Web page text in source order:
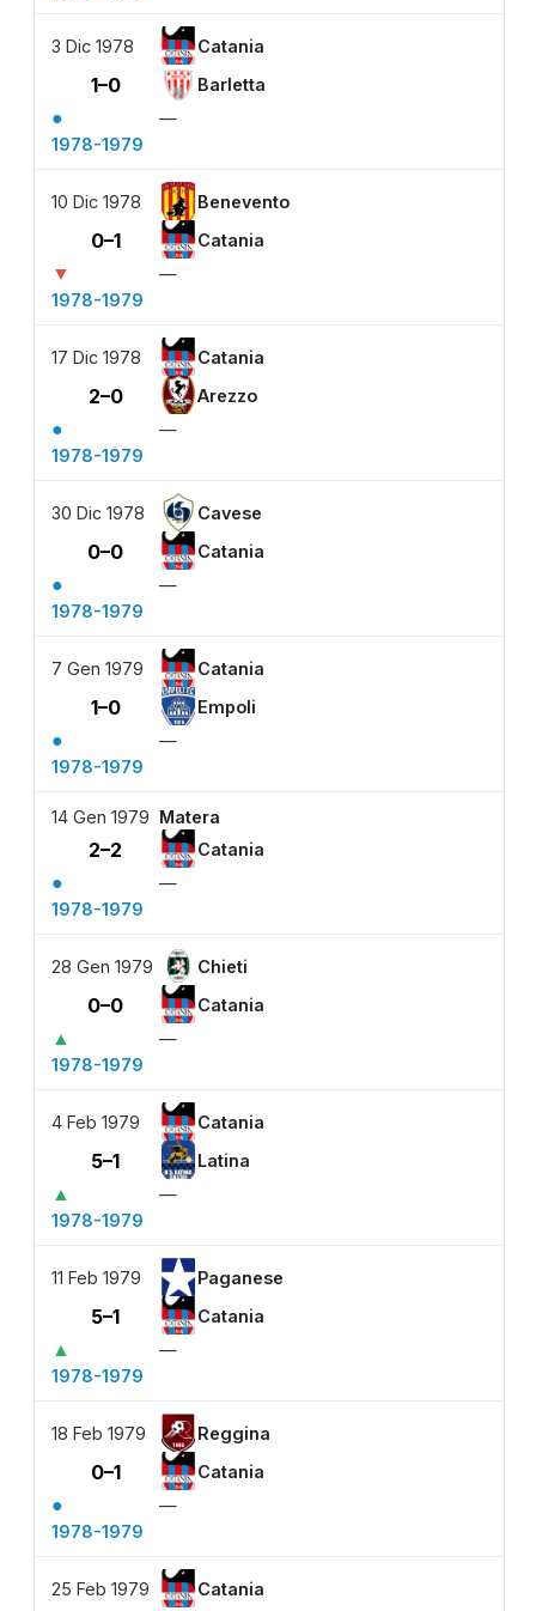
3 Dic 1978 Catania
1–0 Barletta
●
—
1978-1979
10 Dic 1978 Benevento
0–1 Catania
▼
—
1978-1979
17 Dic 1978 Catania
2–0 Arezzo
●
—
1978-1979
30 Dic 1978 Cavese
0–0 Catania
●
—
1978-1979
7 Gen 1979 Catania
1–0 Empoli
●
—
1978-1979
14 Gen 1979 Matera
2–2 Catania
●
—
1978-1979
28 Gen 1979 Chieti
0–0 Catania
▲
—
1978-1979
4 Feb 1979 Catania
5–1 Latina
▲
—
1978-1979
11 Feb 1979 Paganese
5–1 Catania
▲
—
1978-1979
18 Feb 1979 Reggina
0–1 Catania
●
—
1978-1979
25 Feb 1979 Catania